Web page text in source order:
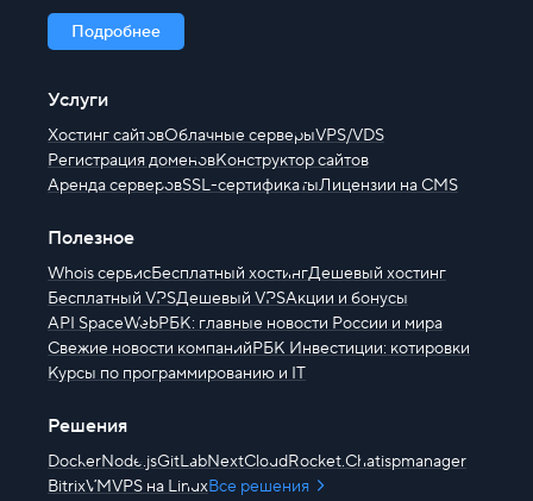
Подробнее
Услуги
Хостинг сайтовОблачные серверыVPS/VDS
Регистрация доменовКонструктор сайтов
Аренда серверовSSL-сертификатыЛицензии на CMS
Полезное
Whois сервисБесплатный хостингДешевый хостинг
Бесплатный VPSДешевый VPSАкции и бонусы
API SpaceWebРБК: главные новости России и мира
Свежие новости компанийРБК Инвестиции: котировки
Курсы по программированию и IT
Решения
DockerNode.jsGitLabNextCloudRocket.Chatispmanager
BitrixVMVPS на LinuxВсе решения